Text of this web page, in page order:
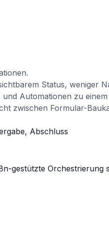
Status, weniger
Automationen zu
zwischen Formular-
Abschluss
gestützte Orchestrierung